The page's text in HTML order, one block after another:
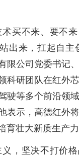
术买不来、要不
出来，扛起自主
限公司党委书记
科研团队在红外芯
驶等多个前沿领
表示，高德红外
育壮大新质生产力
，坚决不打价格